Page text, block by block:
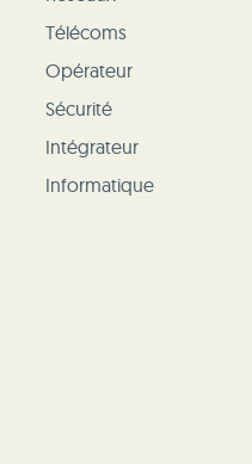
Télécoms
Opérateur
Sécurité
Intégrateur
Informatique